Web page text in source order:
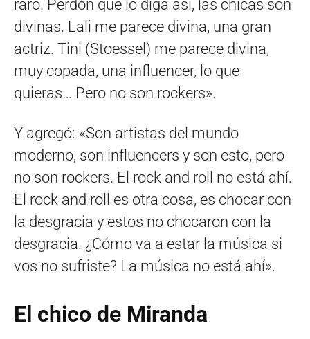
raro. Perdón que lo diga así, las chicas son
divinas. Lali me parece divina, una gran
actriz. Tini (Stoessel) me parece divina,
muy copada, una influencer, lo que
quieras… Pero no son rockers».
Y agregó: «Son artistas del mundo
moderno, son influencers y son esto, pero
no son rockers. El rock and roll no está ahí.
El rock and roll es otra cosa, es chocar con
la desgracia y estos no chocaron con la
desgracia. ¿Cómo va a estar la música si
vos no sufriste? La música no está ahí».
El chico de Miranda